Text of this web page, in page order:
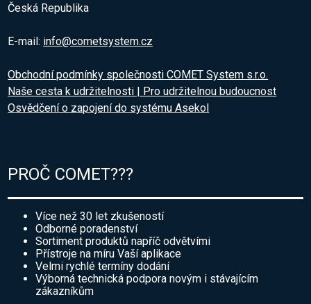
Česká Republika
E-mail: info@cometsystem.cz
Obchodní podmínky společnosti COMET System s.r.o.
Naše cesta k udržitelnosti | Pro udržitelnou budoucnost
Osvědčení o zapojení do systému Asekol
PROČ COMET???
Více než 30 let zkušeností
Odborné poradenství
Sortiment produktů napříč odvětvími
Přístroje na míru Vaší aplikace
Velmi rychlé termíny dodání
Výborná technická podpora novým i stávajícím
zákazníkům